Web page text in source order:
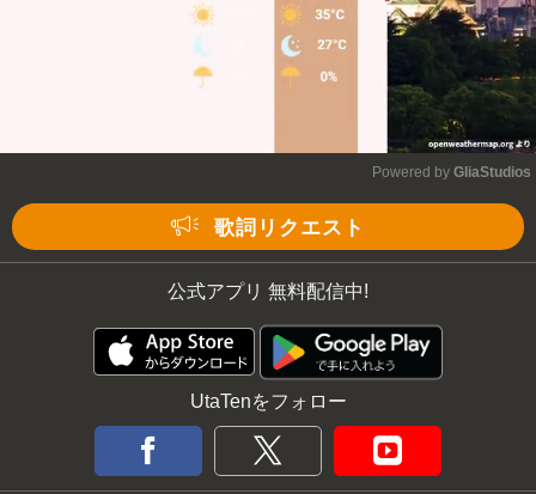
Powered by GliaStudios
歌詞リクエスト
公式アプリ 無料配信中!
UtaTenをフォロー